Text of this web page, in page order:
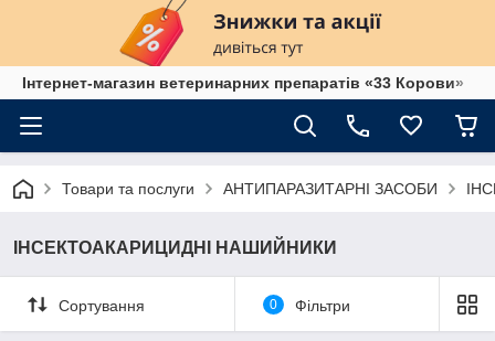
Інтернет-магазин ветеринарних препаратів «33 Корови»
Товари та послуги АНТИПАРАЗИТАРНІ ЗАСОБИ
ІНСЕКТОАКАРИЦИДНІ НАШИЙНИКИ
Сортування 0 Фільтри